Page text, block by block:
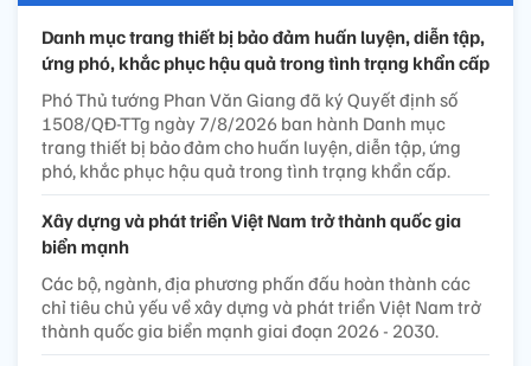
Danh mục trang thiết bị bảo đảm huấn luyện, diễn tập,
ứng phó, khắc phục hậu quả trong tình trạng khẩn cấp
Phó Thủ tướng Phan Văn Giang đã ký Quyết định số
1508/QĐ-TTg ngày 7/8/2026 ban hành Danh mục
trang thiết bị bảo đảm cho huấn luyện, diễn tập, ứng
phó, khắc phục hậu quả trong tình trạng khẩn cấp.
Xây dựng và phát triển Việt Nam trở thành quốc gia
biển mạnh
Các bộ, ngành, địa phương phấn đấu hoàn thành các
chỉ tiêu chủ yếu về xây dựng và phát triển Việt Nam trở
thành quốc gia biển mạnh giai đoạn 2026 - 2030.